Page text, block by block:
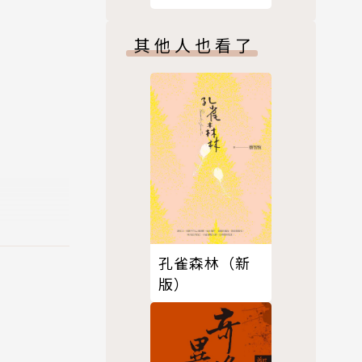
拚的台
是一場
外，更
其他人也看了
孔雀森林（新
版）